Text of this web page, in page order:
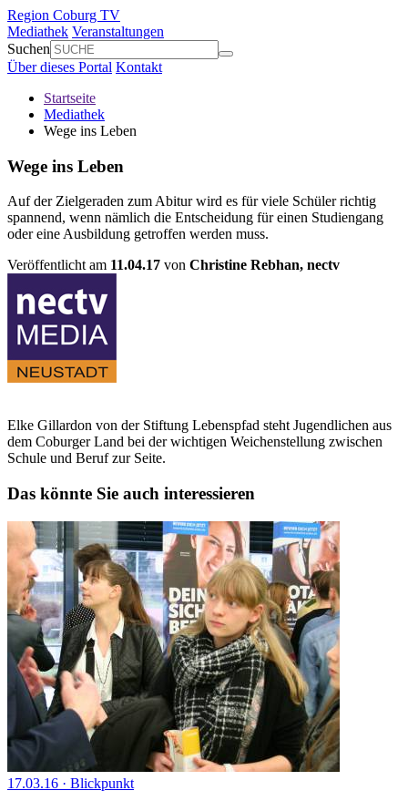
Region Coburg TV
Mediathek Veranstaltungen
Suchen
Über dieses Portal Kontakt
Startseite
Mediathek
Wege ins Leben
Wege ins Leben
Auf der Zielgeraden zum Abitur wird es für viele Schüler richtig
spannend, wenn nämlich die Entscheidung für einen Studiengang
oder eine Ausbildung getroffen werden muss.
Veröffentlicht am 11.04.17 von Christine Rebhan, nectv
Elke Gillardon von der Stiftung Lebenspfad steht Jugendlichen aus
dem Coburger Land bei der wichtigen Weichenstellung zwischen
Schule und Beruf zur Seite.
Das könnte Sie auch interessieren
17.03.16 · Blickpunkt